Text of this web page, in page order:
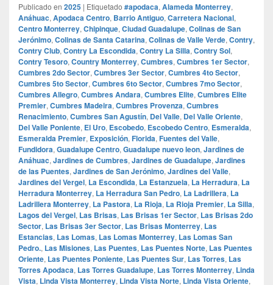
Publicado en 2025 | Etiquetado #apodaca, Alameda Monterrey,
Anáhuac, Apodaca Centro, Barrio Antiguo, Carretera Nacional,
Centro Monterrey, Chipinque, Ciudad Guadalupe, Colinas de San
Jerónimo, Colinas de Santa Catarina, Colinas de Valle Verde, Contry,
Contry Club, Contry La Escondida, Contry La Silla, Contry Sol,
Contry Tesoro, Country Monterrey, Cumbres, Cumbres 1er Sector,
Cumbres 2do Sector, Cumbres 3er Sector, Cumbres 4to Sector,
Cumbres 5to Sector, Cumbres 6to Sector, Cumbres 7mo Sector,
Cumbres Allegro, Cumbres Andara, Cumbres Elite, Cumbres Elite
Premier, Cumbres Madeira, Cumbres Provenza, Cumbres
Renacimiento, Cumbres San Agustín, Del Valle, Del Valle Oriente,
Del Valle Poniente, El Uro, Escobedo, Escobedo Centro, Esmeralda,
Esmeralda Premier, Exposición, Florida, Fuentes del Valle,
Fundidora, Guadalupe Centro, Guadalupe nuevo leon, Jardines de
Anáhuac, Jardines de Cumbres, Jardines de Guadalupe, Jardines
de las Puentes, Jardines de San Jerónimo, Jardines del Valle,
Jardines del Vergel, La Escondida, La Estanzuela, La Herradura, La
Herradura Monterrey, La Herradura San Pedro, La Ladrillera, La
Ladrillera Monterrey, La Pastora, La Rioja, La Rioja Premier, La Silla,
Lagos del Vergel, Las Brisas, Las Brisas 1er Sector, Las Brisas 2do
Sector, Las Brisas 3er Sector, Las Brisas Monterrey, Las
Estancias, Las Lomas, Las Lomas Monterrey, Las Lomas San
Pedro., Las Misiones, Las Puentes, Las Puentes Norte, Las Puentes
Oriente, Las Puentes Poniente, Las Puentes Sur, Las Torres, Las
Torres Apodaca, Las Torres Guadalupe, Las Torres Monterrey, Linda
Vista, Linda Vista Monterrey, Linda Vista Norte, Linda Vista Oriente,